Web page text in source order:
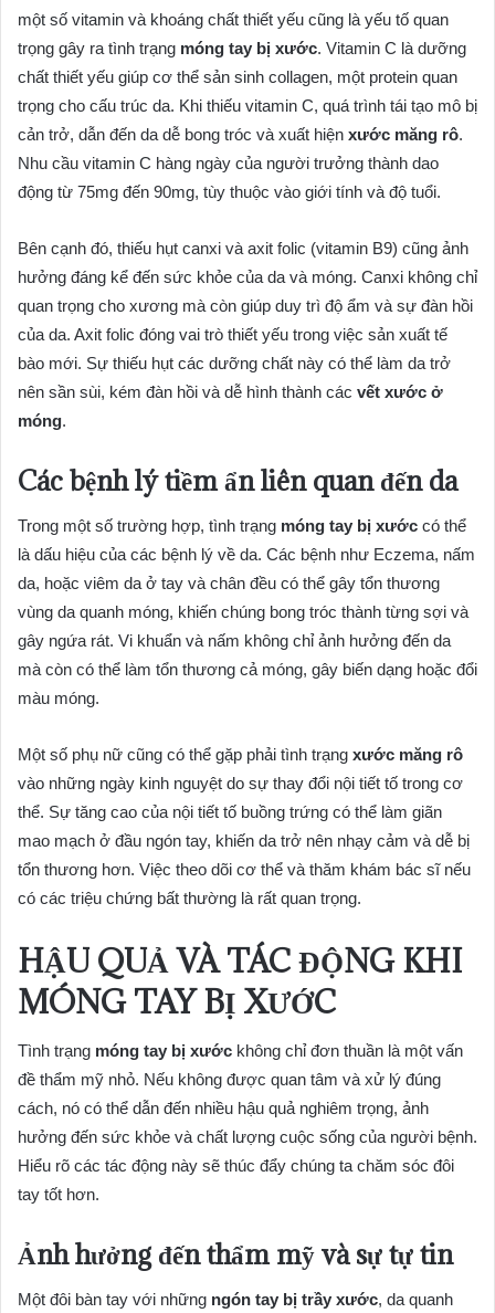
một số vitamin và khoáng chất thiết yếu cũng là yếu tố quan
trọng gây ra tình trạng móng tay bị xước. Vitamin C là dưỡng
chất thiết yếu giúp cơ thể sản sinh collagen, một protein quan
trọng cho cấu trúc da. Khi thiếu vitamin C, quá trình tái tạo mô bị
cản trở, dẫn đến da dễ bong tróc và xuất hiện xước măng rô.
Nhu cầu vitamin C hàng ngày của người trưởng thành dao
động từ 75mg đến 90mg, tùy thuộc vào giới tính và độ tuổi.
Bên cạnh đó, thiếu hụt canxi và axit folic (vitamin B9) cũng ảnh
hưởng đáng kể đến sức khỏe của da và móng. Canxi không chỉ
quan trọng cho xương mà còn giúp duy trì độ ẩm và sự đàn hồi
của da. Axit folic đóng vai trò thiết yếu trong việc sản xuất tế
bào mới. Sự thiếu hụt các dưỡng chất này có thể làm da trở
nên sần sùi, kém đàn hồi và dễ hình thành các vết xước ở
móng.
Các bệnh lý tiềm ẩn liên quan đến da
Trong một số trường hợp, tình trạng móng tay bị xước có thể
là dấu hiệu của các bệnh lý về da. Các bệnh như Eczema, nấm
da, hoặc viêm da ở tay và chân đều có thể gây tổn thương
vùng da quanh móng, khiến chúng bong tróc thành từng sợi và
gây ngứa rát. Vi khuẩn và nấm không chỉ ảnh hưởng đến da
mà còn có thể làm tổn thương cả móng, gây biến dạng hoặc đổi
màu móng.
Một số phụ nữ cũng có thể gặp phải tình trạng xước măng rô
vào những ngày kinh nguyệt do sự thay đổi nội tiết tố trong cơ
thể. Sự tăng cao của nội tiết tố buồng trứng có thể làm giãn
mao mạch ở đầu ngón tay, khiến da trở nên nhạy cảm và dễ bị
tổn thương hơn. Việc theo dõi cơ thể và thăm khám bác sĩ nếu
có các triệu chứng bất thường là rất quan trọng.
HẬU QUẢ VÀ TÁC ĐỘNG KHI
MÓNG TAY BỊ XƯỚC
Tình trạng móng tay bị xước không chỉ đơn thuần là một vấn
đề thẩm mỹ nhỏ. Nếu không được quan tâm và xử lý đúng
cách, nó có thể dẫn đến nhiều hậu quả nghiêm trọng, ảnh
hưởng đến sức khỏe và chất lượng cuộc sống của người bệnh.
Hiểu rõ các tác động này sẽ thúc đẩy chúng ta chăm sóc đôi
tay tốt hơn.
Ảnh hưởng đến thẩm mỹ và sự tự tin
Một đôi bàn tay với những ngón tay bị trầy xước, da quanh